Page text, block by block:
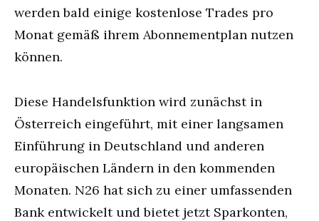
werden bald einige kostenlose Trades pro
Monat gemäß ihrem Abonnementplan nutzen
können.
Diese Handelsfunktion wird zunächst in
Österreich eingeführt, mit einer langsamen
Einführung in Deutschland und anderen
europäischen Ländern in den kommenden
Monaten. N26 hat sich zu einer umfassenden
Bank entwickelt und bietet jetzt Sparkonten,